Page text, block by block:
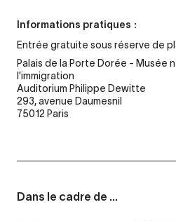
Informations pratiques :
Entrée gratuite sous réserve de
Palais de la Porte Dorée - Musée
l'immigration
Auditorium Philippe Dewitte
293, avenue Daumesnil
75012 Paris
Dans le cadre de ...